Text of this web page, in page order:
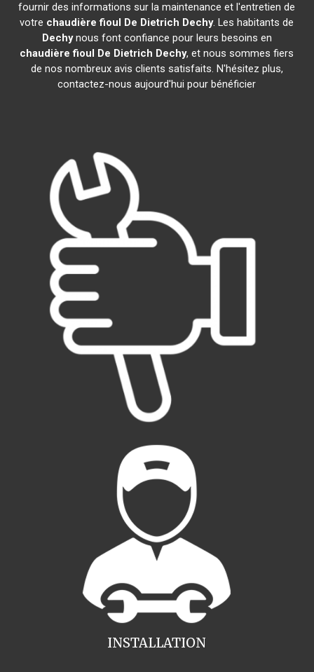
fournir des informations sur la maintenance et l'entretien de
votre chaudière fioul De Dietrich Dechy. Les habitants de
Dechynous font confiance pour leurs besoins en
chaudière fioul De Dietrich Dechy, et nous sommes fiers
de nos nombreux avis clients satisfaits. N'hésitez plus,
contactez-nous aujourd'hui pour bénéficier
INSTALLATION